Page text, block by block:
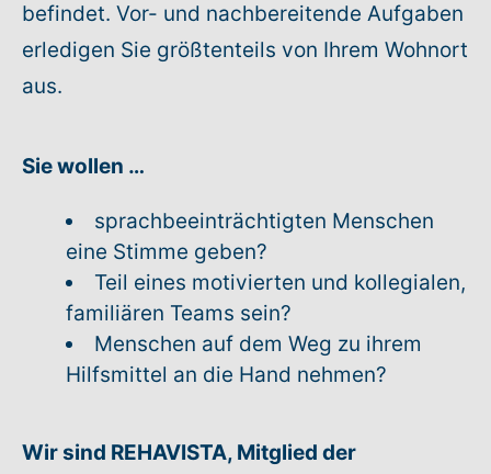
Anmelden
Warenkorb: 0
befindet. Vor- und nachbereitende Aufgaben
erledigen Sie größtenteils von Ihrem Wohnort
aus.
Sie wollen …
sprachbeeinträchtigten Menschen
eine Stimme geben?
Teil eines motivierten und kollegialen,
familiären Teams sein?
Menschen auf dem Weg zu ihrem
Hilfsmittel an die Hand nehmen?
Wir sind REHAVISTA, Mitglied der